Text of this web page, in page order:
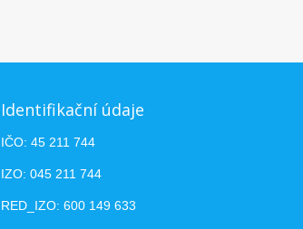
Identifikační údaje
IČO: 45 211 744
IZO: 045 211 744
RED_IZO: 600 149 633